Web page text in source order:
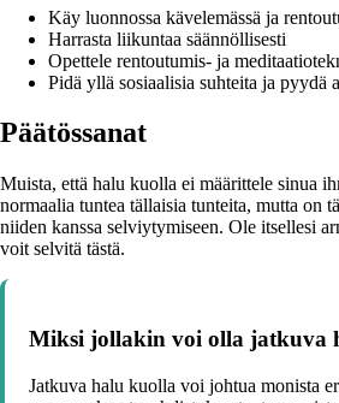
Käy luonnossa kävelemässä ja
Harrasta liikuntaa säännöllisesti
Opettele rentoutumis- ja
Pidä yllä sosiaalisia suhteita ja pyydä
Päätössanat
Muista, että halu kuolla ei määrittele sinua
normaalia tuntea tällaisia tunteita, mutta on
niiden kanssa selviytymiseen. Ole itsellesi
voit selvitä tästä.
Miksi jollakin voi olla jatkuva
Jatkuva halu kuolla voi johtua monista